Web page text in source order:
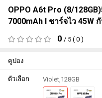
OPPO A6t Pro (8/
7000mAh l ชาร์จไว 45W
0 / 5 ( 0 )
คูปอง
ตัวเลือก Violet,128GB